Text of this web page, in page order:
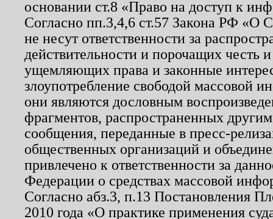
основании ст.8 «Право на доступ к
Согласно пп.3,4,6 ст.57 Закона РФ «О
не несут ответственности за
действительности и порочащих честь
ущемляющих права и законные
злоупотребление свободой массовой
они являются дословным
фрагментов, распространенных
сообщения, переданные в пресс-
общественных организаций и
привлечено к ответственности за
Федерации о средствах массовой
Согласно абз.3, п.13 Постановления
2010 года «О практике применения